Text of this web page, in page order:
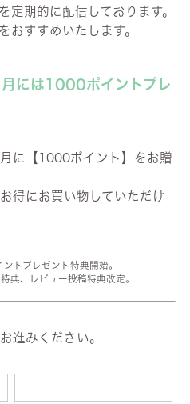
定期的に配信しております。
おすすめいたします。
月には1000ポイントプレ
に【1000ポイント】をお贈
得にお買い物していただけ
トプレゼント特典開始。
典、レビュー投稿特典改定。
進みください。